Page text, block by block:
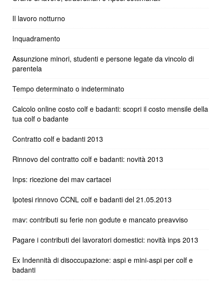
Il lavoro notturno
Inquadramento
Assunzione minori, studenti e persone legate da vincolo di
parentela
Tempo determinato o indeterminato
Calcolo online costo colf e badanti: scopri il costo mensile della
tua colf o badante
Contratto colf e badanti 2013
Rinnovo del contratto colf e badanti: novità 2013
Inps: ricezione dei mav cartacei
Ipotesi rinnovo CCNL colf e badanti del 21.05.2013
mav: contributi su ferie non godute e mancato preavviso
Pagare i contributi dei lavoratori domestici: novità inps 2013
Ex Indennità di disoccupazione: aspi e mini-aspi per colf e
badanti